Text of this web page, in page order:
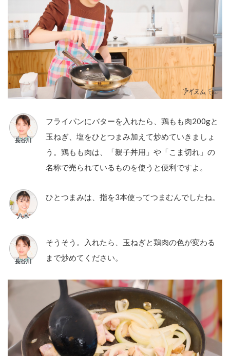
フライパンにバターを入れたら、鶏もも肉200gと
玉ねぎ、塩をひとつまみ加えて炒めていきましょ
う。鶏もも肉は、「親子丼用」や「こま切れ」の
名称で売られているものを使うと便利ですよ。
ひとつまみは、指を3本使ってつまむんでしたね。
そうそう。入れたら、玉ねぎと鶏肉の色が変わる
まで炒めてください。